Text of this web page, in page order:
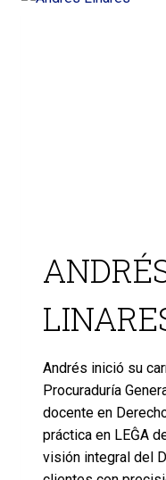
Andrés inició su
Procuraduría
docente en
práctica en LEĜA
visión integral del